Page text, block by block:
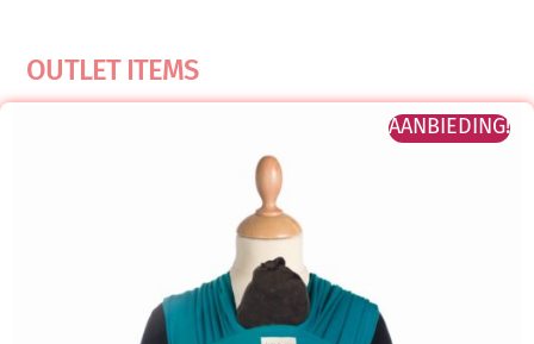
OUTLET ITEMS
AANBIEDING!